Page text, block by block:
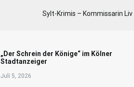
Sylt-Krimis – Kommissarin
„Der Schrein der Könige“ im Kölner
Stadtanzeiger
Juli 5, 2026